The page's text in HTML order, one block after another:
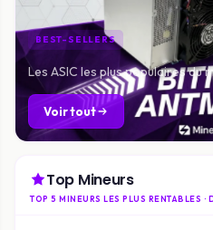
COLLECTION
Bitmain Antminer Z15 Pro —
Découvrir
Top Mineurs
TOP 5 MINEURS LES PLUS RENTABLES ·